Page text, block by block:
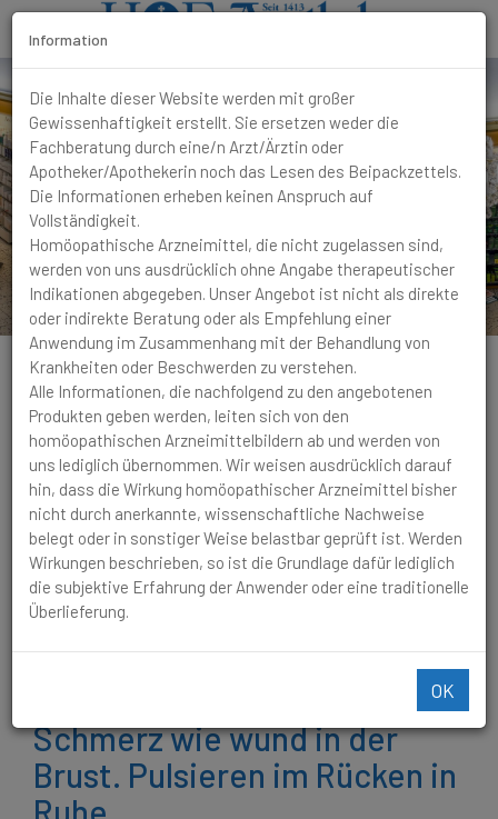
Bronchitis
Altersbronchitis mit viel Schleim in den
oberen Atemwegen und rasselnder Atmung und Heiserkeit
und Schmerz wie wund in der Brust. Pulsieren im Rücken in
Ruhe.
Altersbronchitis mit viel
Schleim in den oberen
Atemwegen und rasselnder
Atmung und Heiserkeit und
Schmerz wie wund in der
Brust. Pulsieren im Rücken in
Information
Die Inhalte dieser Website werden mit großer
Gewissenhaftigkeit erstellt. Sie ersetzen weder die
Fachberatung durch eine/n Arzt/Ärztin oder
Apotheker/Apothekerin noch das Lesen des Beipackzettels.
Die Informationen erheben keinen Anspruch auf
Vollständigkeit.
Homöopathische Arzneimittel, die nicht zugelassen sind,
werden von uns ausdrücklich ohne Angabe therapeutischer
Indikationen abgegeben. Unser Angebot ist nicht als direkte
oder indirekte Beratung oder als Empfehlung einer
Anwendung im Zusammenhang mit der Behandlung von
Krankheiten oder Beschwerden zu verstehen.
Alle Informationen, die nachfolgend zu den angebotenen
Produkten geben werden, leiten sich von den
homöopathischen Arzneimittelbildern ab und werden von
uns lediglich übernommen. Wir weisen ausdrücklich darauf
hin, dass die Wirkung homöopathischer Arzneimittel bisher
nicht durch anerkannte, wissenschaftliche Nachweise
belegt oder in sonstiger Weise belastbar geprüft ist. Werden
Wirkungen beschrieben, so ist die Grundlage dafür lediglich
die subjektive Erfahrung der Anwender oder eine traditionelle
Überlieferung.
OK